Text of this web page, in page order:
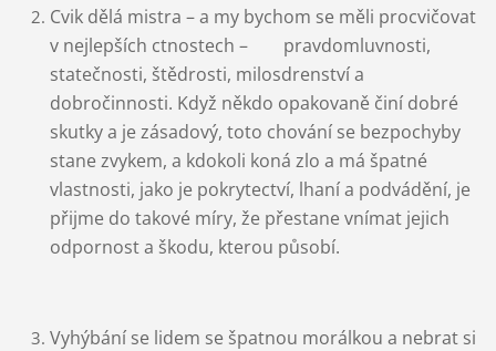
Cvik dělá mistra – a my bychom se měli procvičovat
v nejlepších ctnostech –
pravdomluvnosti,
statečnosti, štědrosti, milosdrenství a
dobročinnosti. Když někdo opakovaně činí dobré
skutky a je zásadový, toto chování se bezpochyby
stane zvykem, a kdokoli koná zlo a má špatné
vlastnosti, jako je pokrytectví, lhaní a podvádění, je
přijme do takové míry, že přestane vnímat jejich
odpornost a škodu, kterou působí.
Vyhýbání se lidem se špatnou morálkou a nebrat si